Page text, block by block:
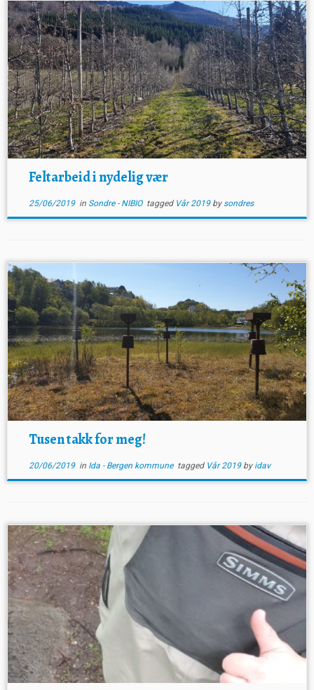
Feltarbeid i nydelig vær
25/06/2019in Sondre - NIBIO tagged Vår 2019 by sondres
Tusen takk for meg!
20/06/2019in Ida - Bergen kommune tagged Vår 2019 by idav